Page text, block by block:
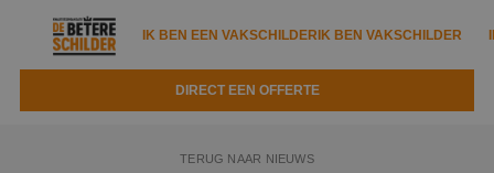
IK BEN EEN VAKSCHILDERIK BEN VAKSCHILDER
DIRECT EEN OFFERTE
TERUG NAAR NIEUWS